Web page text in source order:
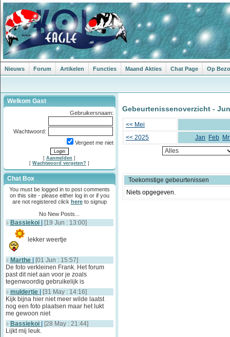
Nieuws Forum Artikelen Functies Maand Akties Chat Page Op
Welkom Gast
Gebruikersnaam:
Wachtwoord:
Vergeet me niet
[ Aanmelden ]
[ Wachtwoord vergeten? ]
Chat Box
You must be logged in to post comments
on this site - please either log in or if you
are not registered click hereto signup
No New Posts...
Bassiekoi [19 Jun : 13:00]
lekker weertje
Marthe
[01 Jun : 15:57]
De foto verkleinen Frank. Het forum
past dit niet aan voor je zoals
tegenwoordig gebruikelijk is
muldertje
[31 May : 14:16]
Kijk bijna hier niet meer wilde laatst
nog een foto plaatsen maar het lukt
me gewoon niet
Bassiekoi
[28 May : 21:44]
Lijkt mij leuk.
Gebeurtenissenoverzicht -
<< Mei
<< 2025
Jan Feb
Toekomstige gebeurtenissen
Niets opgegeven.